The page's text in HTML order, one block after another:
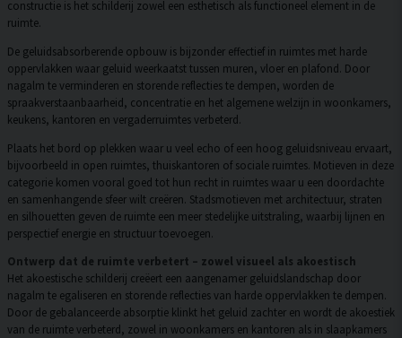
constructie is het schilderij zowel een esthetisch als functioneel element in de
ruimte.
De geluidsabsorberende opbouw is bijzonder effectief in ruimtes met harde
oppervlakken waar geluid weerkaatst tussen muren, vloer en plafond. Door
nagalm te verminderen en storende reflecties te dempen, worden de
spraakverstaanbaarheid, concentratie en het algemene welzijn in woonkamers,
keukens, kantoren en vergaderruimtes verbeterd.
Plaats het bord op plekken waar u veel echo of een hoog geluidsniveau ervaart,
bijvoorbeeld in open ruimtes, thuiskantoren of sociale ruimtes. Motieven in deze
categorie komen vooral goed tot hun recht in ruimtes waar u een doordachte
en samenhangende sfeer wilt creëren. Stadsmotieven met architectuur, straten
en silhouetten geven de ruimte een meer stedelijke uitstraling, waarbij lijnen en
perspectief energie en structuur toevoegen.
Ontwerp dat de ruimte verbetert – zowel visueel als akoestisch
Het akoestische schilderij creëert een aangenamer geluidslandschap door
nagalm te egaliseren en storende reflecties van harde oppervlakken te dempen.
Door de gebalanceerde absorptie klinkt het geluid zachter en wordt de akoestiek
van de ruimte verbeterd, zowel in woonkamers en kantoren als in slaapkamers